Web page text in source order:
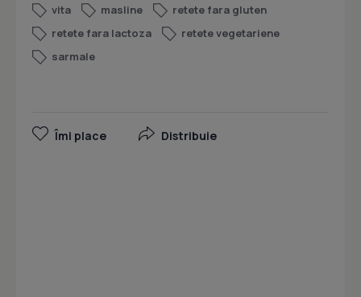
vita
masline
retete fara gluten
retete fara lactoza
retete vegetariene
sarmale
Îmi place Distribuie